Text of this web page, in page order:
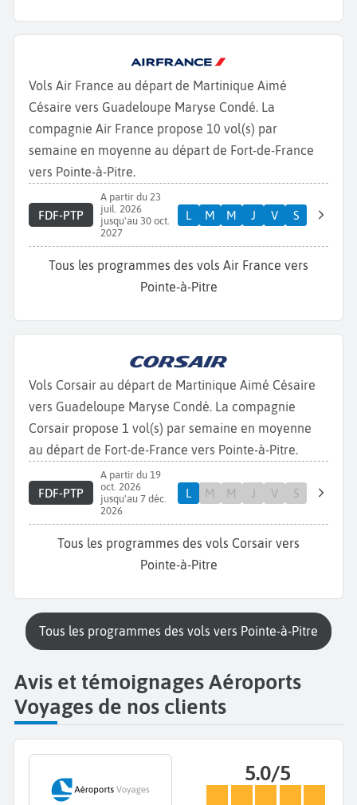
Vols Air France au départ de Martinique Aimé
Césaire vers Guadeloupe Maryse Condé. La
compagnie Air France propose 10 vol(s) par
semaine en moyenne au départ de Fort-de-France
vers Pointe-à-Pitre.
FDF-PTP
A partir du 23
juil. 2026
jusqu'au 30 oct.
2027
L M M J V S
Tous les programmes des vols Air France vers
Pointe-à-Pitre
Vols Corsair au départ de Martinique Aimé Césaire
vers Guadeloupe Maryse Condé. La compagnie
Corsair propose 1 vol(s) par semaine en moyenne
au départ de Fort-de-France vers Pointe-à-Pitre.
FDF-PTP
A partir du 19
oct. 2026
jusqu'au 7 déc.
2026
L M M J V S
Tous les programmes des vols Corsair vers
Pointe-à-Pitre
Tous les programmes des vols vers Pointe-à-Pitre
Avis et témoignages Aéroports
Voyages de nos clients
5.0/5